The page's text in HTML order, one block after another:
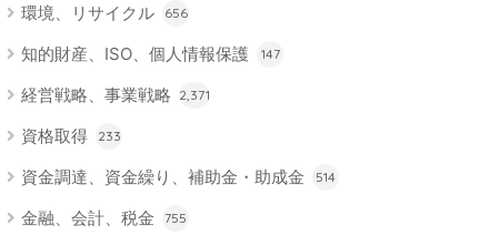
環境、リサイクル 656
知的財産、ISO、個人情報保護 147
経営戦略、事業戦略 2,371
資格取得 233
資金調達、資金繰り、補助金・助成金 514
金融、会計、税金 755